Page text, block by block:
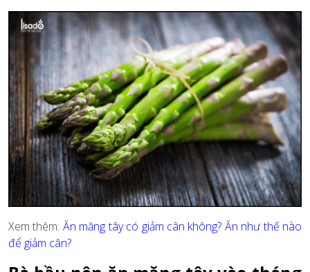
Xem thêm: Ăn măng tây có giảm cân không? Ăn như thế nào
để giảm cân?